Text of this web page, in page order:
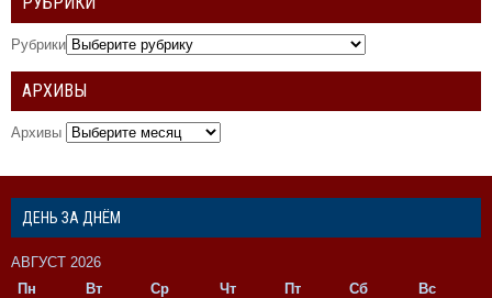
Рубрики
АРХИВЫ
Архивы
ДЕНЬ ЗА ДНЁМ
АВГУСТ 2026
Пн
Вт Ср Чт Пт Сб
Вс